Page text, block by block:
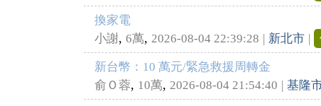
換家電
小謝, 6萬, 2026-08-04 22:39:28 | 新北市 |
新台幣：10 萬元/緊急救援周轉金
俞Ｏ蓉, 10萬, 2026-08-04 21:54:40 | 基隆